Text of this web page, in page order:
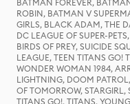
BATMAN FOREVER,
ROBIN, BATMAN V
GIRLS, BLACK ADAM, THE
DC LEAGUE OF SUPER-
BIRDS OF PREY, SUICIDE
LEAGUE, TEEN TITANS GO!
WONDER WOMAN 1984,
LIGHTNING, DOOM
OF TOMORROW,
TITANS GO!, TITANS,